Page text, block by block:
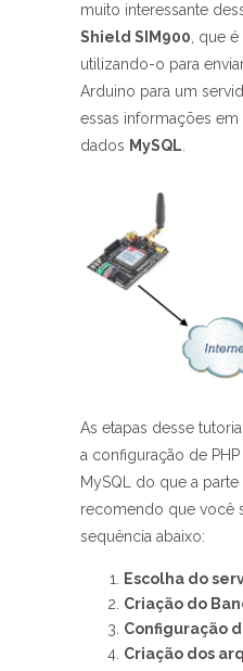
muito interessante
Shield SIM900 , que
utilizando-o para
Arduino para um
essas informações
dados MySQL
As etapas desse
a configuração de
MySQL do que a
recomendo que você
sequência abaixo:
Escolha do
Criação do
Configuração
Criação dos